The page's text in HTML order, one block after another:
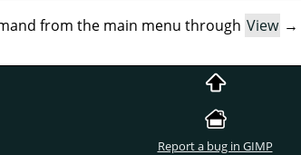
from the main menu through View →
Report a bug in GIMP